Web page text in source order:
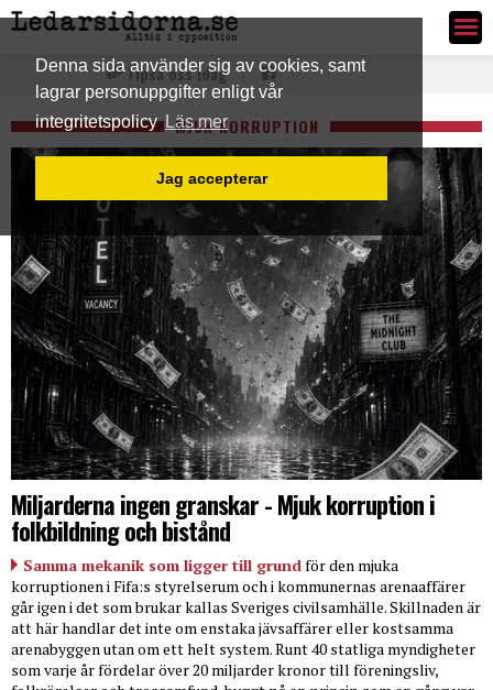
Denna sida använder sig av cookies, samt
lagrar personuppgifter enligt vår
integritetspolicy Läs mer
Jag accepterar
Ledarsidorna.se
Tipsa oss idag
MJUK KORRUPTION
Miljarderna ingen granskar - Mjuk korruption i
folkbildning och bistånd
Samma mekanik som ligger till grund för den mjuka
korruptionen i Fifa:s styrelserum och i kommunernas arenaaffärer
går igen i det som brukar kallas Sveriges civilsamhälle. Skillnaden är
att här handlar det inte om enstaka jävsaffärer eller kostsamma
arenabyggen utan om ett helt system. Runt 40 statliga myndigheter
som varje år fördelar över 20 miljarder kronor till föreningsliv,